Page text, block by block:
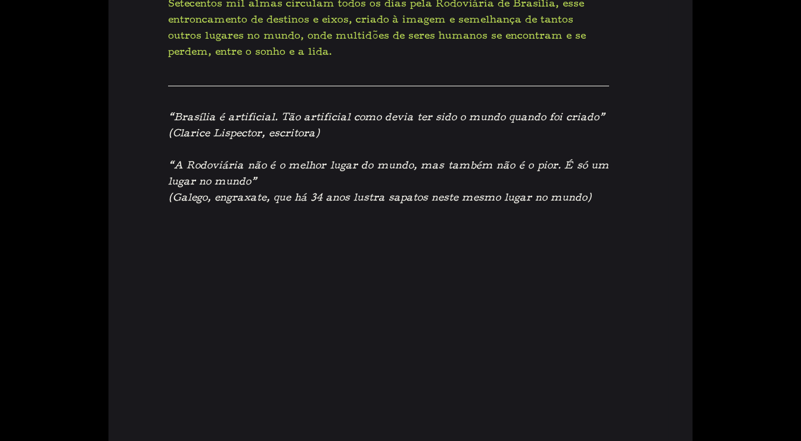
Setecentos mil almas circulam todos os dias pela Rodoviária de Brasília, esse
entroncamento de destinos e eixos, criado à imagem e semelhança de tantos
outros lugares no mundo, onde multidões de seres humanos se encontram e se
perdem, entre o sonho e a lida.
“Brasília é artificial. Tão artificial como devia ter sido o mundo quando foi criado”
(Clarice Lispector, escritora)
“A Rodoviária não é o melhor lugar do mundo, mas também não é o pior. É só um
lugar no mundo”
(Galego, engraxate, que há 34 anos lustra sapatos neste mesmo lugar no mundo)